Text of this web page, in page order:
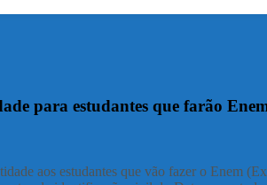
para estudantes que farão
aos estudantes que vão fazer o Enem